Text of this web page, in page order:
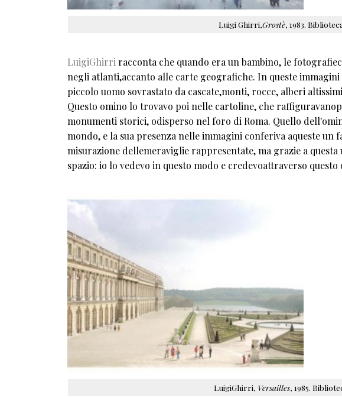
Luigi Ghirri,Grostè, 1983.
LuigiGhirri racconta che quando era un bambino, le
negli atlanti,accanto alle carte geografiche. In queste
piccolo uomo sovrastato da cascate,monti, rocce, alberi
Questo omino lo trovavo poi nelle cartoline, che
monumenti storici, odisperso nel foro di Roma. Quello
mondo, e la sua presenza nelle immagini conferiva aqueste
misurazione dellemeraviglie rappresentate, ma grazie a
spazio: io lo vedevo in questo modo e credevoattraverso
LuigiGhirri, Versailles, 1985.